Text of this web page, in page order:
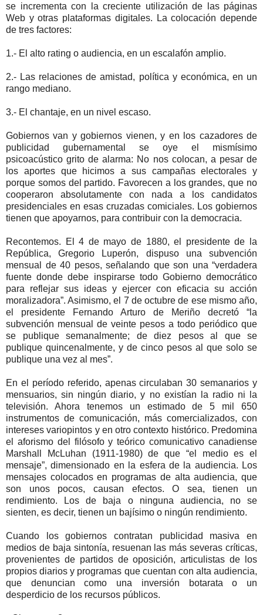
se incrementa con la creciente utilización de las páginas
Web y otras plataformas digitales. La colocación depende
de tres factores:
1.- El alto rating o audiencia, en un escalafón amplio.
2.- Las relaciones de amistad, política y económica, en un
rango mediano.
3.- El chantaje, en un nivel escaso.
Gobiernos van y gobiernos vienen, y en los cazadores de
publicidad gubernamental se oye el mismísimo
psicoacústico grito de alarma: No nos colocan, a pesar de
los aportes que hicimos a sus campañas electorales y
porque somos del partido. Favorecen a los grandes, que no
cooperaron absolutamente con nada a los candidatos
presidenciales en esas cruzadas comiciales. Los gobiernos
tienen que apoyarnos, para contribuir con la democracia.
Recontemos. El 4 de mayo de 1880, el presidente de la
República, Gregorio Luperón, dispuso una subvención
mensual de 40 pesos, señalando que son una “verdadera
fuente donde debe inspirarse todo Gobierno democrático
para reflejar sus ideas y ejercer con eficacia su acción
moralizadora”. Asimismo, el 7 de octubre de ese mismo año,
el presidente Fernando Arturo de Meriño decretó “la
subvención mensual de veinte pesos a todo periódico que
se publique semanalmente; de diez pesos al que se
publique quincenalmente, y de cinco pesos al que solo se
publique una vez al mes”.
En el período referido, apenas circulaban 30 semanarios y
mensuarios, sin ningún diario, y no existían la radio ni la
televisión. Ahora tenemos un estimado de 5 mil 650
instrumentos de comunicación, más comercializados, con
intereses variopintos y en otro contexto histórico. Predomina
el aforismo del filósofo y teórico comunicativo canadiense
Marshall McLuhan (1911-1980) de que “el medio es el
mensaje”, dimensionado en la esfera de la audiencia. Los
mensajes colocados en programas de alta audiencia, que
son unos pocos, causan efectos. O sea, tienen un
rendimiento. Los de baja o ninguna audiencia, no se
sienten, es decir, tienen un bajísimo o ningún rendimiento.
Cuando los gobiernos contratan publicidad masiva en
medios de baja sintonía, resuenan las más severas críticas,
provenientes de partidos de oposición, articulistas de los
propios diarios y programas que cuentan con alta audiencia,
que denuncian como una inversión botarata o un
desperdicio de los recursos públicos.